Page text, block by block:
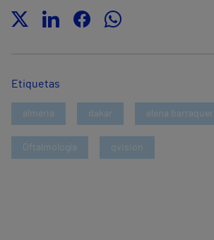
Etiquetas
almeria dakar elena barraquer
Oftalmología qvision